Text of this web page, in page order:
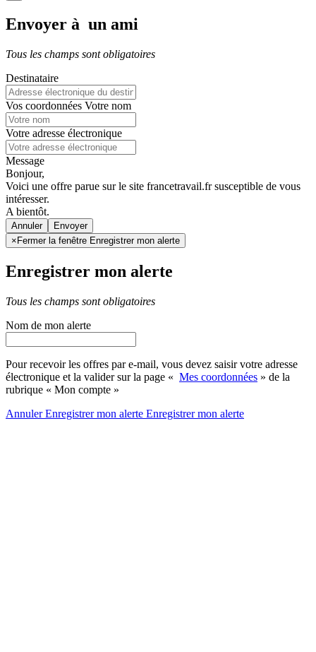
Envoyer à un ami
Tous les champs sont obligatoires
Destinataire
Vos coordonnées Votre nom
Votre adresse électronique
Message
Bonjour,
Voici une offre parue sur le site francetravail.fr susceptible de vous
intéresser.
A bientôt.
Annuler
× Fermer la fenêtre Enregistrer mon alerte
Enregistrer mon alerte
Tous les champs sont obligatoires
Nom de mon alerte
Pour recevoir les offres par e-mail, vous devez saisir votre adresse
électronique et la valider sur la page « Mes coordonnées » de la
rubrique « Mon compte »
AnnulerEnregistrer mon alerte Enregistrermon alerte